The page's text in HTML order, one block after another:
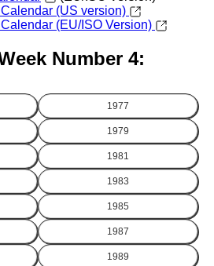
(US version)
(EU/ISO Version)
Number 4:
1977
1979
1981
1983
1985
1987
1989